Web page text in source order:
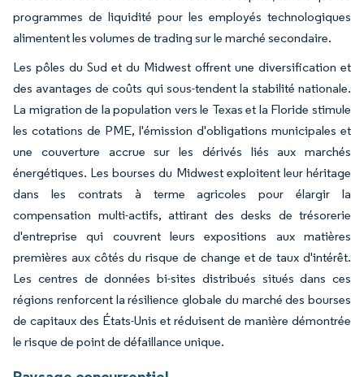
programmes de liquidité pour les employés technologiques
alimentent les volumes de trading sur le marché secondaire.
Les pôles du Sud et du Midwest offrent une diversification et
des avantages de coûts qui sous-tendent la stabilité nationale.
La migration de la population vers le Texas et la Floride stimule
les cotations de PME, l'émission d'obligations municipales et
une couverture accrue sur les dérivés liés aux marchés
énergétiques. Les bourses du Midwest exploitent leur héritage
dans les contrats à terme agricoles pour élargir la
compensation multi-actifs, attirant des desks de trésorerie
d'entreprise qui couvrent leurs expositions aux matières
premières aux côtés du risque de change et de taux d'intérêt.
Les centres de données bi-sites distribués situés dans ces
régions renforcent la résilience globale du marché des bourses
de capitaux des États-Unis et réduisent de manière démontrée
le risque de point de défaillance unique.